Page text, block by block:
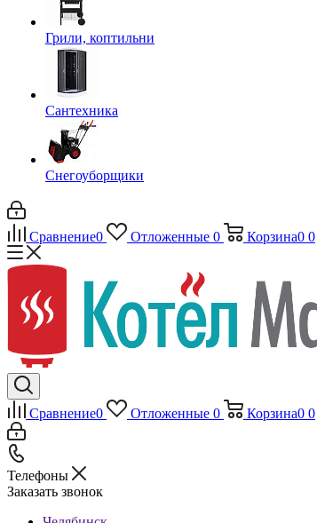
Грили, коптильни
Сантехника
Снегоуборщики
Сравнение0 Отложенные 0 Корзина0 0
Сравнение0 Отложенные 0 Корзина0 0
Телефоны
Заказать звонок